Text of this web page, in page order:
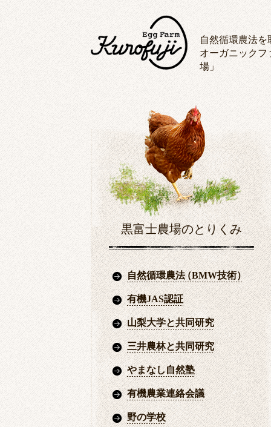
自然循環農法を
オーガニックフ
場」
黒富士農場のとりくみ
自然循環農法（BMW技術）
有機JAS認証
山梨大学と共同研究
三井農林と共同研究
やまなし自然塾
有機農業連絡会議
野の学校